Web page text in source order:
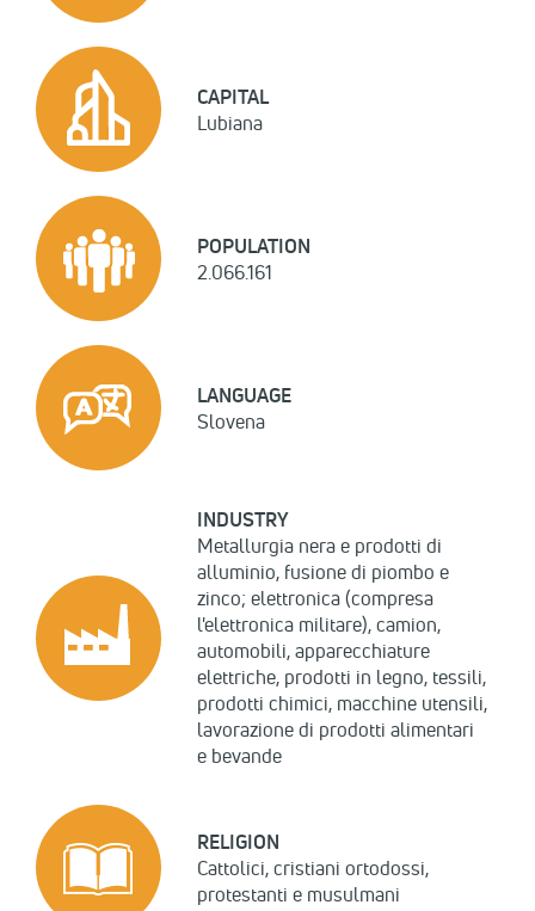
CAPITAL
Lubiana
POPULATION
2.066.161
LANGUAGE
Slovena
INDUSTRY
Metallurgia nera e prodotti di
alluminio, fusione di piombo e
zinco; elettronica (compresa
l'elettronica militare), camion,
automobili, apparecchiature
elettriche, prodotti in legno, tessili,
prodotti chimici, macchine utensili,
lavorazione di prodotti alimentari
e bevande
RELIGION
Cattolici, cristiani ortodossi,
protestanti e musulmani